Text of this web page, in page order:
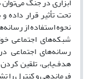
تحت تأثیر قرار داده
نحوه استفاده از
شبکه‌های اجتماعی
رسانه‌های اجتماعی
هدف‌یابی، تلقین